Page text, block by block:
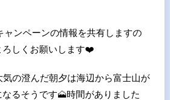
ャンペーンの情報を共有しますの
しくお願いします❤
の澄んだ朝夕は海辺から富士山が
るそうです🗻時間がありました